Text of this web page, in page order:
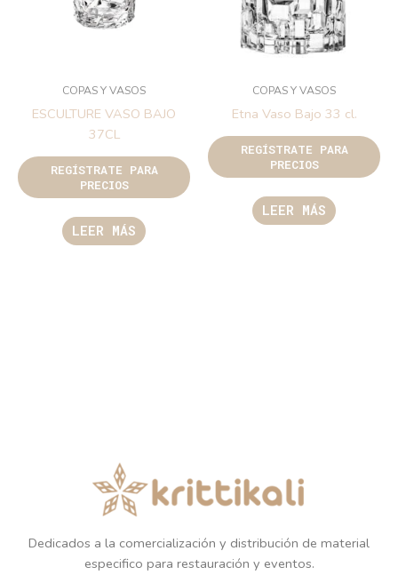
COPAS Y VASOS
ESCULTURE VASO BAJO
37CL
REGÍSTRATE PARA
PRECIOS
LEER MÁS
COPAS Y VASOS
Etna Vaso Bajo 33 cl.
REGÍSTRATE PARA
PRECIOS
LEER MÁS
Dedicados a la comercialización y distribución de material
especifico para restauración y eventos.